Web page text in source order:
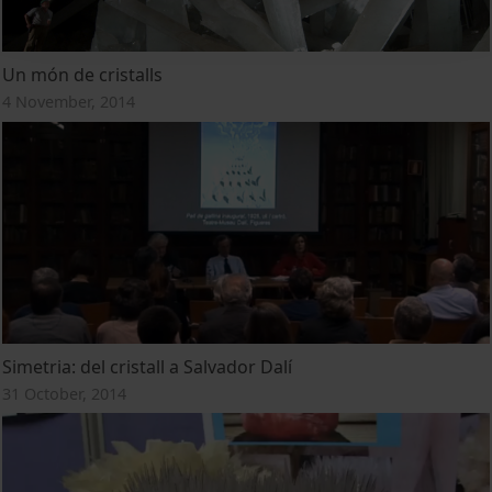
Un món de cristalls
4 November, 2014
Simetria: del cristall a Salvador Dalí
31 October, 2014